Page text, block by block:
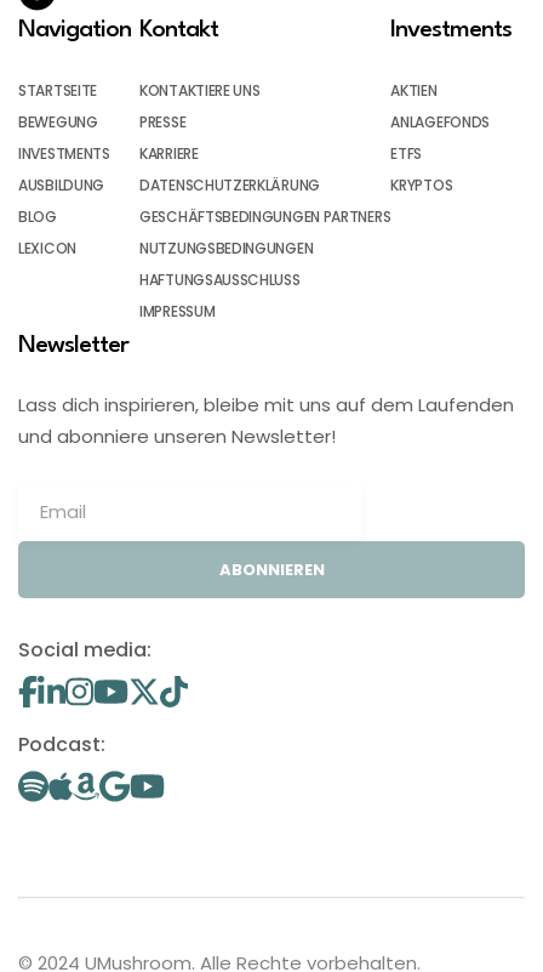
Navigation
STARTSEITE
BEWEGUNG
INVESTMENTS
AUSBILDUNG
BLOG
LEXICON
Kontakt
KONTAKTIERE UNS
PRESSE
KARRIERE
DATENSCHUTZERKLÄRUNG
GESCHÄFTSBEDINGUNGEN PARTNERS
NUTZUNGSBEDINGUNGEN
HAFTUNGSAUSSCHLUSS
IMPRESSUM
Investments
AKTIEN
ANLAGEFONDS
ETFS
KRYPTOS
Newsletter
Lass dich inspirieren, bleibe mit uns auf dem Laufenden
und abonniere unseren Newsletter!
ABONNIEREN
Social media:
Podcast:
© 2024 UMushroom. Alle Rechte vorbehalten.